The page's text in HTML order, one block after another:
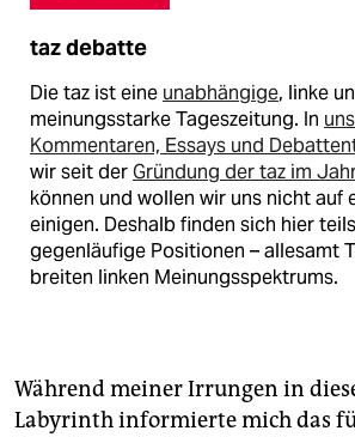
taz debatte
Die taz ist eine unabhängige, linke
meinungsstarke Tageszeitung. In
Kommentaren, Essays und
wir seit derGründung der taz im
können und wollen wir uns nicht auf
einigen. Deshalb finden sich hier
gegenläufige Positionen – allesamt
breiten linken Meinungsspektrums.
Während meiner Irrungen in
Labyrinth informierte mich das